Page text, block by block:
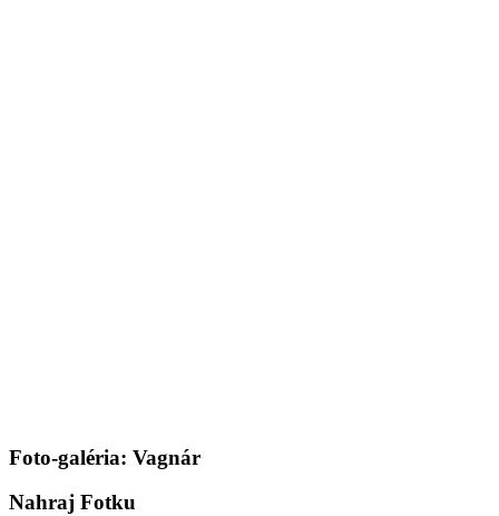
Foto-galéria: Vagnár
Nahraj Fotku